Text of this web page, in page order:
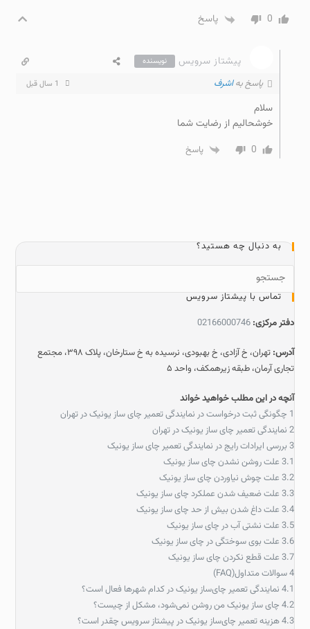
0
پاسخ
پیشتاز سرویس نویسنده
پاسخ بهاشرف
سلام
خوشحالیم از رضایت شما
0
پاسخ
به دنبال چه هستید؟
تماس با پیشتاز سرویس
دفتر مرکزی: 02166000746
آدرس:
تهران، خ آزادی، خ بهبودی، نرسیده به خ ستارخان، پلاک ۳۹۸، مجتمع
تجاری آرمان، طبقه زیرهمکف، واحد ۵
آنچه در این مطلب خواهید خواند
1 چگونگی ثبت درخواست در نمایندگی تعمیر چای ساز یونیک در تهران
2 نمایندگی تعمیر چای ساز یونیک در تهران
3 بررسی ایرادات رایج در نمایندگی تعمیر چای ساز یونیک
3.1 علت روشن نشدن چای ساز یونیک
3.2 علت چوش نیاوردن چای ساز یونیک
3.3 علت ضعیف شدن عملکرد چای ساز یونیک
3.4 علت داغ شدن بیش از حد چای ساز یونیک
3.5 علت نشتی آب در چای ساز یونیک
3.6 علت بوی سوختگی در چای ساز یونیک
3.7 علت قطع نکردن چای ساز یونیک
4سوالات متداول(FAQ)
4.1 نمایندگی تعمیر چای‌ساز یونیک در کدام شهرها فعال است؟
4.2 چای‌ ساز یونیک من روشن نمی‌شود، مشکل از چیست؟
4.3هزینه تعمیر چای‌ساز یونیک در پیشتاز سرویس چقدر است؟